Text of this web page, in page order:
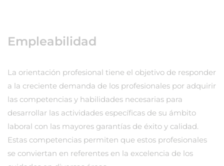
Empleabilidad
La orientación profesional tiene el objetivo de responder
a la creciente demanda de los profesionales por adquirir
las competencias y habilidades necesarias para
desarrollar las actividades específicas de su ámbito
laboral con las mayores garantías de éxito y calidad.
Estas competencias permiten que estos profesionales
se conviertan en referentes en la excelencia de los